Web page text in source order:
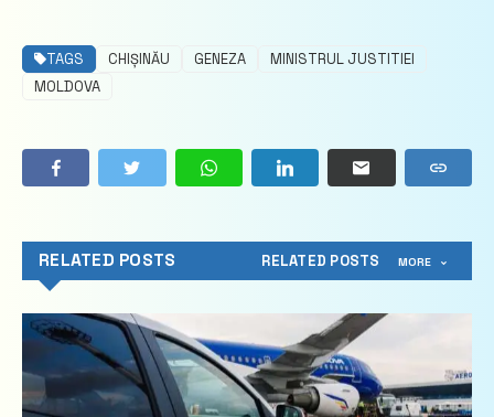
TAGS CHIȘINĂU GENEZA
MINISTRUL JUSTITIEI
MOLDOVA
RELATED POSTS RELATED POSTS MORE